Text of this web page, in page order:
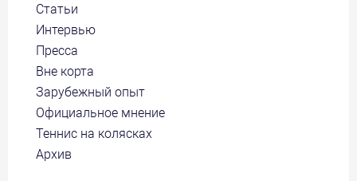
Статьи
Интервью
Пресса
Вне корта
Зарубежный опыт
Официальное мнение
Теннис на колясках
Архив